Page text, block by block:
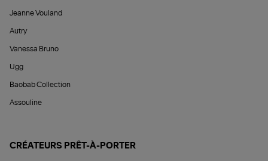
Jeanne Vouland
Autry
Vanessa Bruno
Ugg
Baobab Collection
Assouline
CRÉATEURS PRÊT-À-PORTER